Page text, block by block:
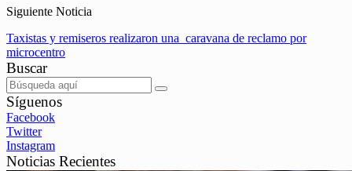
Siguiente Noticia
Taxistas y remiseros realizaron una caravana de reclamo por
microcentro
Buscar
Síguenos
Facebook
Twitter
Instagram
Noticias Recientes